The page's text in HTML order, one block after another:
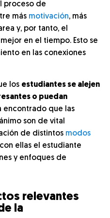
proceso de
más motivación, más
y, por tanto, el
en el tiempo. Esto se
en las conexiones
los estudiantes se alejen
o puedan
encontrado que las
son de vital
de distintos modos
ellas el estudiante
y enfoques de
relevantes
la